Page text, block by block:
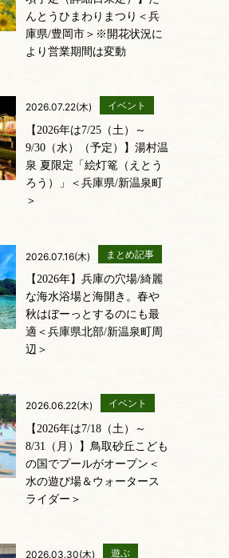
んとうひまわりまつり＜兵
庫県/豊岡市＞※開花状況に
より営業期間は変動
2026.07.22(木) イベント
【2026年は7/25（土）～
9/30（水）（予定）】湯村温
泉 夏限定「絵灯篭（えとう
ろう）」＜兵庫県/新温泉町
＞
2026.07.16(木) まとめ記事
【2026年】兵庫の穴場/綺麗
な海水浴場と海開き。春や
秋はぼーっとするのにも最
適＜兵庫県北部/新温泉町周
辺＞
2026.06.22(木) イベント
【2026年は7/18（土）～
8/31（月）】鳥取砂丘こども
の国でプールがオープン＜
水の遊び場＆ウォータース
ライダー＞
2026.03.30(木) 遊ぶ